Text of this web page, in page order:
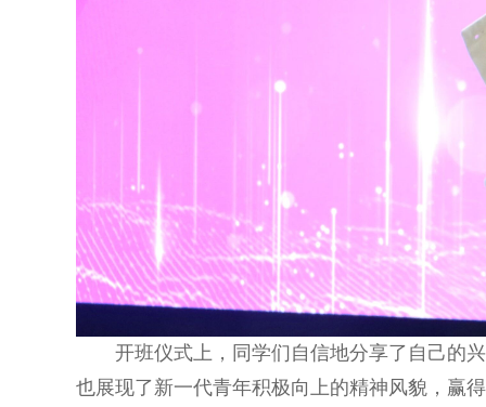
开班仪式上，同学们自信地分享了自己的
也展现了新一代青年积极向上的精神风貌，赢